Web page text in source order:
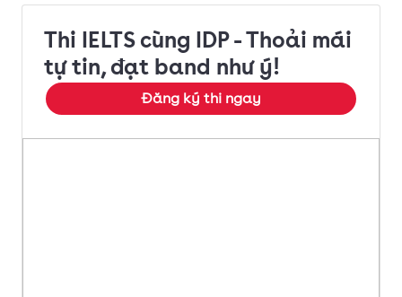
Thi IELTS cùng IDP - Thoải mái
tự tin, đạt band như ý!
Đăng ký thi ngay